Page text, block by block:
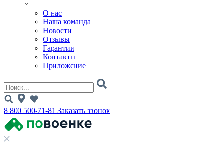
О нас
Наша команда
Новости
Отзывы
Гарантии
Контакты
Приложение
8 800 500-71-81 Заказать звонок